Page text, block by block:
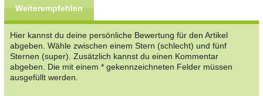
Weiterempfehlen
Hier kannst du deine persönliche Bewertung für den Artikel
abgeben. Wähle zwischen einem Stern (schlecht) und fünf
Sternen (super). Zusätzlich kannst du einen Kommentar
abgeben. Die mit einem * gekennzeichneten Felder müssen
ausgefüllt werden.